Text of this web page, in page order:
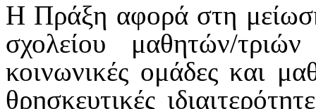
Η Πράξη αφορά στη
σχολείου μαθητών/
κοινωνικές ομάδες και
θρησκευτικές